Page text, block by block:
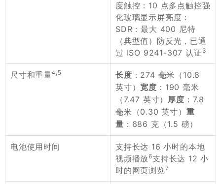
度触控：10 点多点触控强
化玻璃显示屏亮度：
SDR：最大 400 尼特
（典型值）防反光，已通
过 ISO 9241-307 认证 3
尺寸和重量4,5 长度 ：274 毫米（10.8
英寸）
宽度 ：190 毫米
（7.47 英寸）
厚度 ：7.8
毫米（0.30 英寸） 重
量 ：686 克（1.5 磅）
电池使用时间
支持长达 16 小时的本地
视频播放6支持长达 12 小
时的网页浏览7